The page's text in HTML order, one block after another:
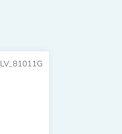
LV_81011G